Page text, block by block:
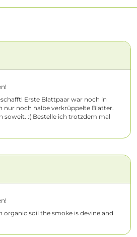
Erste Blattpaar war noch in
nur noch halbe verkrüppelte Blätter.
soweit. :( Bestelle ich trotzdem mal
organic soil the smoke is devine and